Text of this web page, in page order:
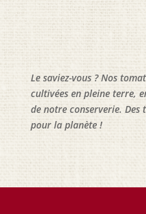
Le saviez-vous ? Nos
cultivées en pleine terre,
de notre conserverie. Des
pour la planète !